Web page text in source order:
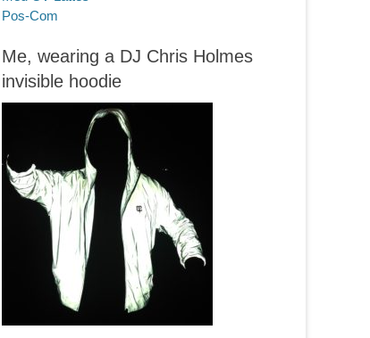
Pos-Com
Me, wearing a DJ Chris Holmes
invisible hoodie